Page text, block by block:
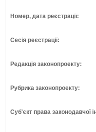
Номер, дата реєстрації:
Сесія реєстрації:
Редакція законопроекту:
Рубрика законопроекту:
Суб'єкт права законодавчої